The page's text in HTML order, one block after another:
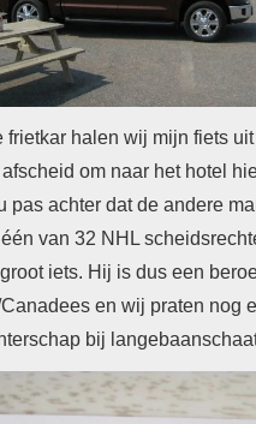
frietkar halen wij mijn fiets
om naar het hotel
pas achter dat de andere
van 32 NHL
iets. Hij is dus een
en wij praten nog
bij